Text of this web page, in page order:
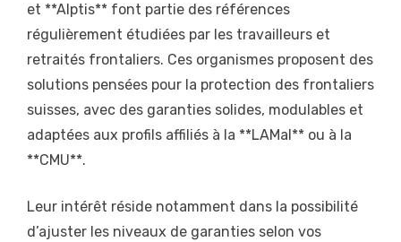
et **Alptis** font partie des références
régulièrement étudiées par les travailleurs et
retraités frontaliers. Ces organismes proposent des
solutions pensées pour la protection des frontaliers
suisses, avec des garanties solides, modulables et
adaptées aux profils affiliés à la **LAMal** ou à la
**CMU**.
Leur intérêt réside notamment dans la possibilité
d’ajuster les niveaux de garanties selon vos